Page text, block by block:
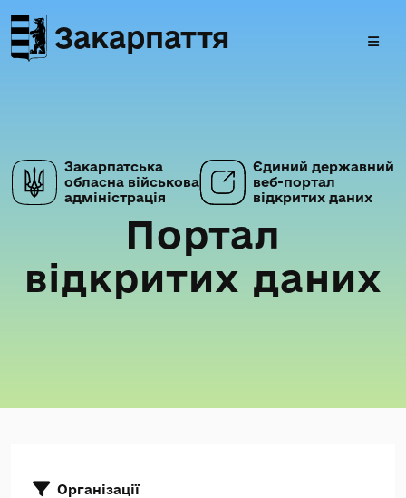
Закарпаття
Закарпатська
обласна військова
адміністрація
Єдиний державний
веб-портал
відкритих даних
Портал
відкритих даних
Організації